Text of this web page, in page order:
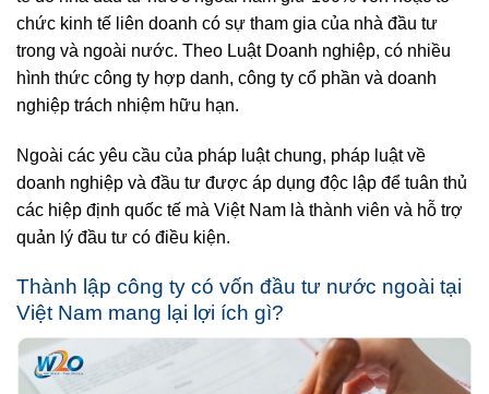
chức kinh tế liên doanh có sự tham gia của nhà đầu tư
trong và ngoài nước. Theo Luật Doanh nghiệp, có nhiều
hình thức công ty hợp danh, công ty cổ phần và doanh
nghiệp trách nhiệm hữu hạn.
Ngoài các yêu cầu của pháp luật chung, pháp luật về
doanh nghiệp và đầu tư được áp dụng độc lập để tuân thủ
các hiệp định quốc tế mà Việt Nam là thành viên và hỗ trợ
quản lý đầu tư có điều kiện.
Thành lập công ty có vốn đầu tư nước ngoài tại
Việt Nam mang lại lợi ích gì?